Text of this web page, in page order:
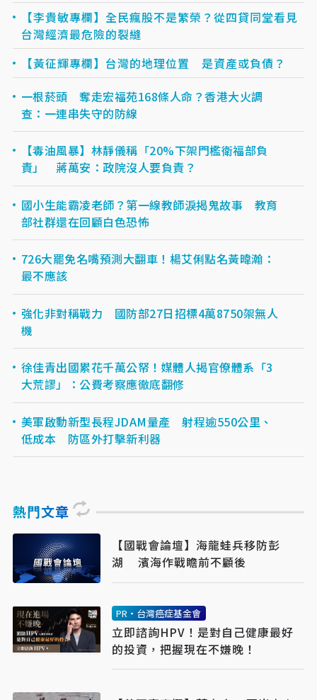
【李貴敏專欄】全民瘋股不是繁榮？從四貸同堂看見
台灣經濟最危險的裂縫
【黃征輝專欄】台灣的地理位置 是資產或負債？
一根菸頭 奪走宏福苑168條人命？香港大火調
查：一連串失守的防線
【毒油風暴】林靜儀稱「20%下架門檻衛福部負
責」 蔣萬安：政院沒人要負責？
國小生能霸凌老師？第一線教師淚揭鬼故事 教育
部社群還在回顧白色恐怖
726大罷免名嘴預測大翻車！楊艾俐點名黃暐瀚：
最不應該
強化非對稱戰力 國防部27日招標4萬8750架無人
機
徐佳青出國累花千萬公帑！媒體人揭官僚體系「3
大荒謬」：公費考察應徹底翻修
美軍啟動新型長程JDAM量產 射程逾550公里、
低成本 防區外打擊新利器
熱門文章
【國戰會論壇】海龍蛙兵移防彭
湖 濱海作戰瞻前不顧後
PR・台灣癌症基金會
立即諮詢HPV！是對自己健康最好
的投資，把握現在不嫌晚！